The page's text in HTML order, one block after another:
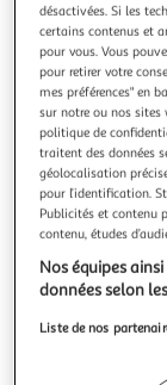
4.6
ESSENTIEL B
Planche à
Hauteur produit
Largeur produit
cm
En savoir +
Vendu par
Livr. ou
Livraison
Plus
Vendu par
désactivées. Si les
certains contenus et
pour vous. Vous
pour retirer votre
mes préférences" en
sur notre ou nos sites
politique de
traitent des données
géolocalisation
pour l’identification.
Publicités et contenu
contenu, études
Nos équipes
données selon
Liste de nos